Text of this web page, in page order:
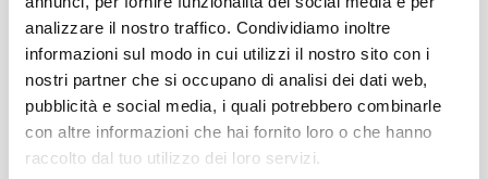
analizzare il nostro traffico. Condividiamo inoltre
informazioni sul modo in cui utilizzi il nostro sito con i
nostri partner che si occupano di analisi dei dati web,
pubblicità e social media, i quali potrebbero combinarle
con altre informazioni che hai fornito loro o che hanno
raccolto dal tuo utilizzo dei loro servizi.
Alessandro Alfonsetti